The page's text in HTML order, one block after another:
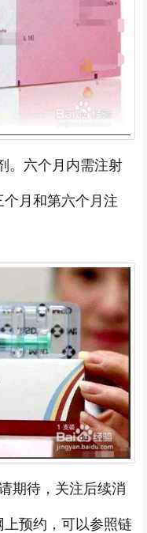
。六个月内需注射
月和第六个月注
期待，关注后续消
预约，可以参照链